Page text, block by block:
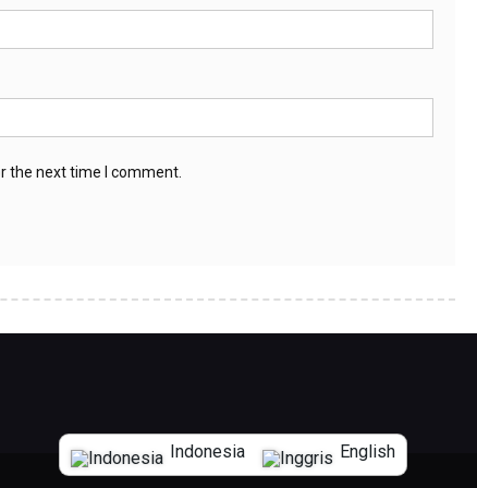
the next time I comment.
Indonesia English